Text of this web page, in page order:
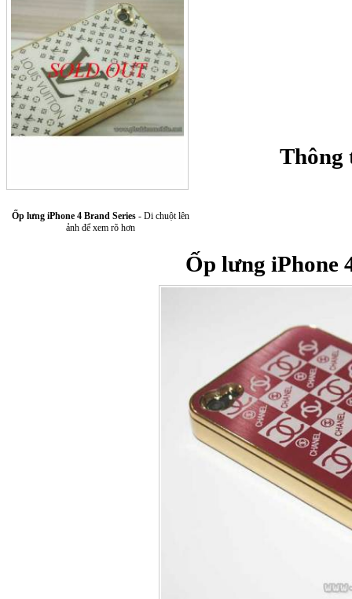
Ốp lưng Sony
Bao da samsung
Bao da Samsung
Ốp lưng iPhone 4 Brand Series - Di chuột lên
ảnh để xem rõ hơn
Thông
Ốp lưng iPhone